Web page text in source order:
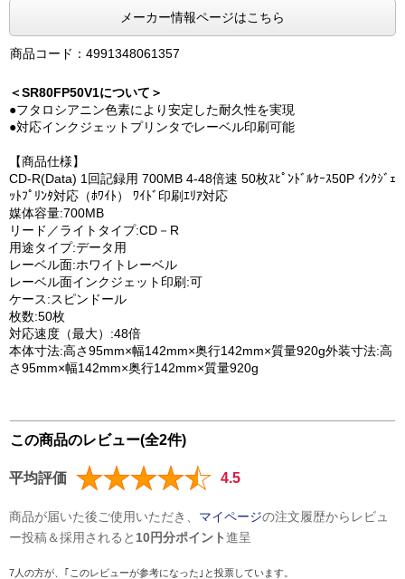
メーカー情報ページはこちら
商品コード：4991348061357
＜SR80FP50V1について＞
●フタロシアニン色素により安定した耐久性を実現
●対応インクジェットプリンタでレーベル印刷可能
【商品仕様】
CD-R(Data) 1回記録用 700MB 4-48倍速 50枚ｽﾋﾟﾝﾄﾞﾙｹｰｽ50P ｲﾝｸｼﾞｪ
ｯﾄﾌﾟﾘﾝﾀ対応（ﾎﾜｲﾄ） ﾜｲﾄﾞ印刷ｴﾘｱ対応
媒体容量:700MB
リード／ライトタイプ:CD－R
用途タイプ:データ用
レーベル面:ホワイトレーベル
レーベル面インクジェット印刷:可
ケース:スピンドール
枚数:50枚
対応速度（最大）:48倍
本体寸法:高さ95mm×幅142mm×奥行142mm×質量920g外装寸法:高
さ95mm×幅142mm×奥行142mm×質量920g
この商品のレビュー(全2件)
平均評価 4.5
商品が届いた後ご使用いただき、 マイページの注文履歴からレビュ
ー投稿＆採用されると 10円分ポイント進呈
7人の方が、｢このレビューが参考になった｣と投票しています。